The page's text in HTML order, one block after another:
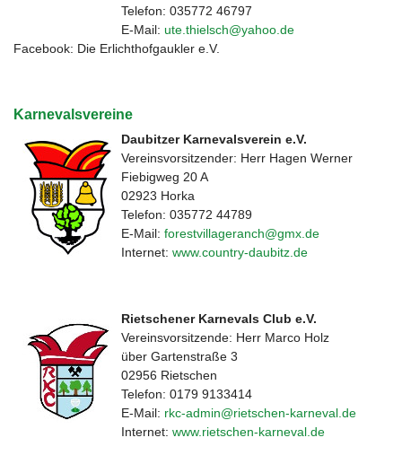
Telefon: 035772 46797
E-Mail: ute.thielsch@yahoo.de
Facebook: Die Erlichthofgaukler e.V.
Karnevalsvereine
Daubitzer Karnevalsverein e.V.
Vereinsvorsitzender: Herr Hagen Werner
Fiebigweg 20 A
02923 Horka
Telefon: 035772 44789
E-Mail: forestvillageranch@gmx.de
Internet: www.country-daubitz.de
Rietschener Karnevals Club e.V.
Vereinsvorsitzende: Herr Marco Holz
über Gartenstraße 3
02956 Rietschen
Telefon: 0179 9133414
E-Mail: rkc-admin@rietschen-karneval.de
Internet: www.rietschen-karneval.de